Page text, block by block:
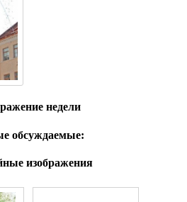
недели
обсуждаемые:
изображения